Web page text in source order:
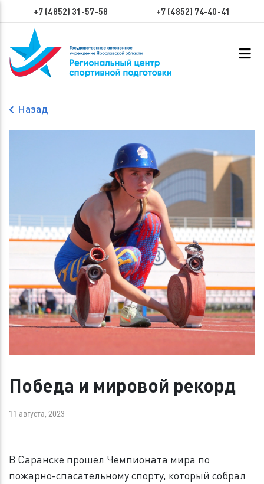
+7 (4852) 31-57-58 +7 (4852) 74-40-41
Назад
Победа и мировой рекорд
11 августа, 2023
В Саранске прошел Чемпионата мира по
пожарно-спасательному спорту, который собрал